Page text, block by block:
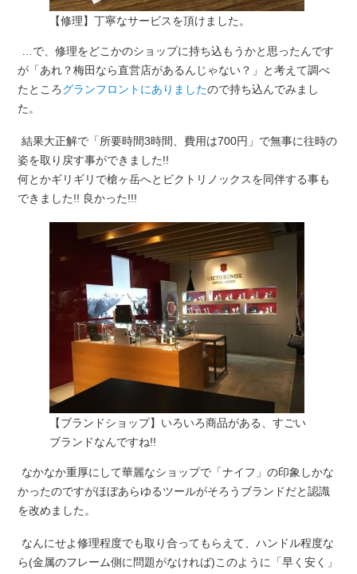
【修理】丁寧なサービスを頂けました。
…で、修理をどこかのショップに持ち込もうかと思ったんです
が「あれ？梅田なら直営店があるんじゃない？」と考えて調べ
たところグランフロントにありましたので持ち込んでみまし
た。
結果大正解で「所要時間3時間、費用は700円」で無事に往時の
姿を取り戻す事ができました!!
何とかギリギリで槍ヶ岳へとビクトリノックスを同伴する事も
できました!! 良かった!!!
【ブランドショップ】いろいろ商品がある、すごい
ブランドなんですね!!
なかなか重厚にして華麗なショップで「ナイフ」の印象しかな
かったのですがほぼあらゆるツールがそろうブランドだと認識
を改めました。
なんにせよ修理程度でも取り合ってもらえて、ハンドル程度な
ら(金属のフレーム側に問題がなければ)このように「早く安く」